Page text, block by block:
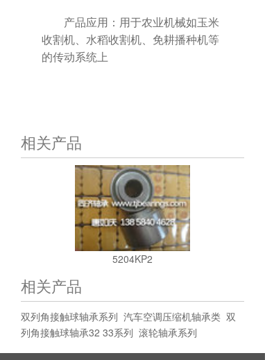
产品应用：用于农业机械如玉米
收割机、水稻收割机、免耕播种机等
的传动系统上
相关产品
5204KP2
相关产品
双列角接触球轴承系列 汽车空调压缩机轴承类 双
列角接触球轴承32 33系列 滚轮轴承系列